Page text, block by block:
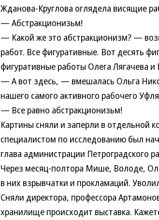
Жданова-Круглова оглядела висящие
— Абстракционизьм!
— Какой же это абстракционизм? —
работ. Все фигуративные. Вот десять
фигуративные работы Олега Лягачева и
— А вот здесь, — вмешалась Ольга
нашего самого активного рабочего
— Все равно абстракционизьм!
Картины сняли и заперли в отдельной
специалистом по исследованию был
глава администрации Петроградского
Через месяц-полтора Мише, Володе,
в них взрывчатки и прокламаций.
Сняли директора, профессора
хранилище происходит выставка.